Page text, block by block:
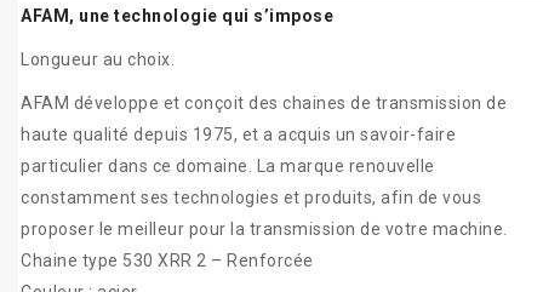
AFAM, une technologie qui s’impose
Longueur au choix.
AFAM développe et conçoit des chaines de transmission de
haute qualité depuis 1975, et a acquis un savoir-faire
particulier dans ce domaine. La marque renouvelle
constamment ses technologies et produits, afin de vous
proposer le meilleur pour la transmission de votre machine.
Chaine type 530 XRR 2 – Renforcée